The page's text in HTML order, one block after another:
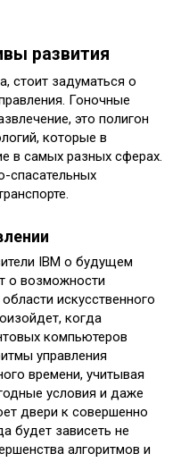
развития
стоит задуматься о
Гоночные
это полигон
которые в
в самых разных сферах.
спасательных
IBM о будущем
о возможности
искусственного
когда
компьютеров
управления
времени, учитывая
условия и даже
двери к совершенно
будет зависеть не
алгоритмов и